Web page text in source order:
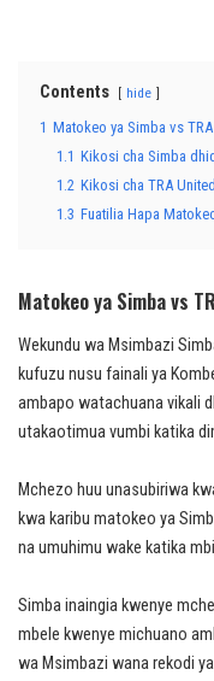
Contents hide
1 Matokeo ya Simba vs
1.1 Kikosi cha Simba
1.2 Kikosi cha TRA
1.3 Fuatilia Hapa
Matokeo ya Simba vs
Wekundu wa Msimbazi
kufuzu nusu fainali ya
ambapo watachuana vikali
utakaotimua vumbi katika
Mchezo huu unasubiriwa
kwa karibu matokeo ya
na umuhimu wake katika
Simba inaingia kwenye
mbele kwenye michuano
wa Msimbazi wana rekodi